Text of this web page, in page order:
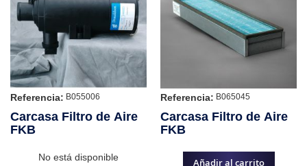
Referencia: B055006
Carcasa Filtro de Aire
FKB
No está disponible
Referencia: B065045
Carcasa Filtro de Aire
FKB
Añadir al carrito